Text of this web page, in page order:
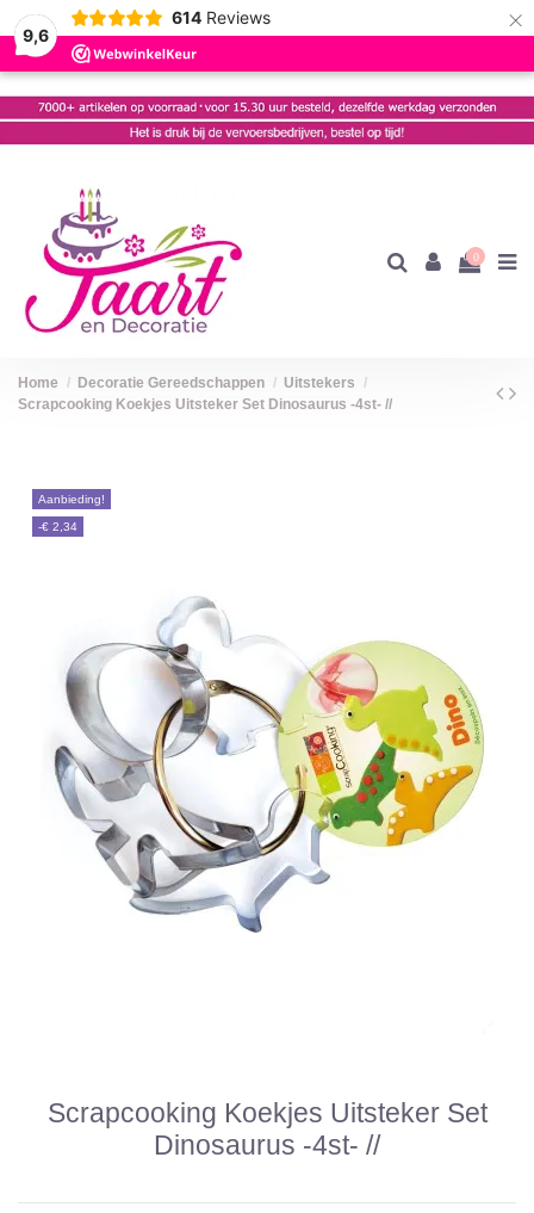
9,6
614 Reviews ×
0
Home Decoratie Gereedschappen
Uitstekers
Scrapcooking Koekjes Uitsteker Set Dinosaurus -4st- //
Aanbieding!
-€ 2,34
Scrapcooking Koekjes Uitsteker Set
Dinosaurus -4st- //